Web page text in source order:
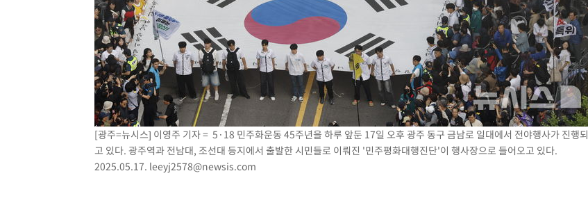
[광주=뉴시스] 이영주 기자 = 5·18 민주화운동 45주년을 하루 앞둔 17일 오후 광주 동구 금남로 일대에서 전야행사가 진행되
고 있다. 광주역과 전남대, 조선대 등지에서 출발한 시민들로 이뤄진 '민주평화대행진단'이 행사장으로 들어오고 있다.
2025.05.17. leeyj2578@newsis.com